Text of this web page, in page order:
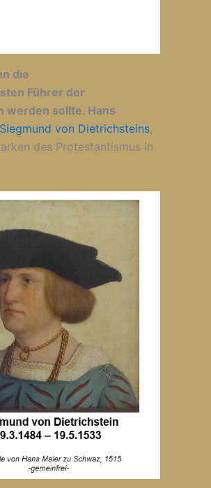
die
Führer der
werden sollte. Hans
Siegmund von Dietrichsteins,
des Protestantismus in